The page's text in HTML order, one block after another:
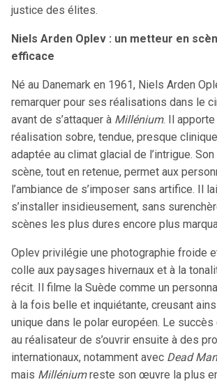
justice des élites.
Niels Arden Oplev : un metteur en
efficace
Né au Danemark en 1961, Niels Arden
remarquer pour ses réalisations dans le
avant de s’attaquer à Millénium. Il
réalisation sobre, tendue, presque
adaptée au climat glacial de l’intrigue.
scène, tout en retenue, permet aux
l’ambiance de s’imposer sans artifice. Il
s’installer insidieusement, sans
scènes les plus dures encore plus
Oplev privilégie une photographie froide
colle aux paysages hivernaux et à la
récit. Il filme la Suède comme un
à la fois belle et inquiétante, creusant
unique dans le polar européen. Le
au réalisateur de s’ouvrir ensuite à des
internationaux, notamment avec Dead
mais Milléniumreste son œuvre la plus